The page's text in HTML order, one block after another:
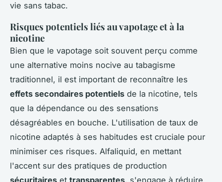
vie sans tabac.
Risques potentiels liés au vapotage et à la
nicotine
Bien que le vapotage soit souvent perçu comme
une alternative moins nocive au tabagisme
traditionnel, il est important de reconnaître les
effets secondaires potentiels de la nicotine, tels
que la dépendance ou des sensations
désagréables en bouche. L'utilisation de taux de
nicotine adaptés à ses habitudes est cruciale pour
minimiser ces risques. Alfaliquid, en mettant
l'accent sur des pratiques de production